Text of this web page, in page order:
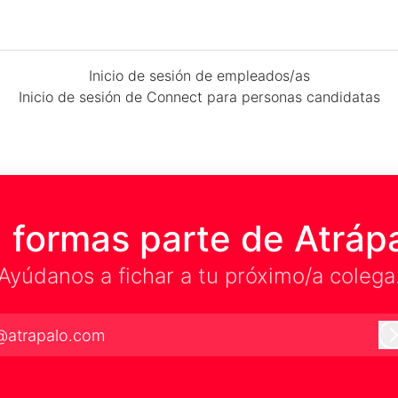
Inicio de sesión de empleados/as
Inicio de sesión de Connect para personas candidatas
formas parte de
a fichar a tu próximo/a